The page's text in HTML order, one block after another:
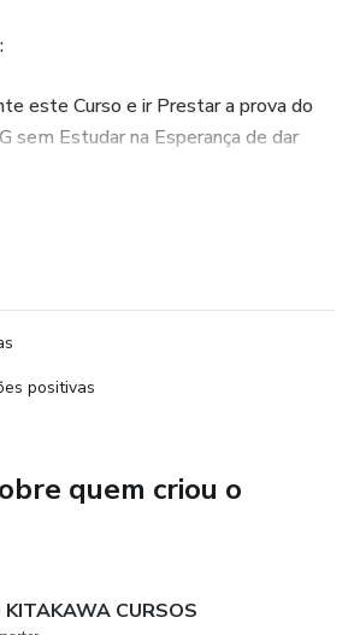
este Curso e ir Prestar a prova do
sem Estudar na Esperança de dar
Metodologia que
certo. Com mais de 1000
positivas
quem criou o
KITAKAWA CURSOS